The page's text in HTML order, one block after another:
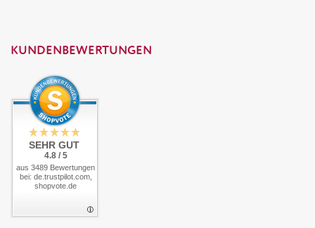
KUNDENBEWERTUNGEN
SEHR GUT
4.8 / 5
aus 3489 Bewertungen
bei: de.trustpilot.com,
shopvote.de